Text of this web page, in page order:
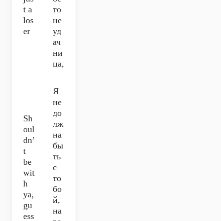
t a
los
er
то
не
уд
ач
ни
ца,
Sh
oul
dn’
t
be
wit
h
ya,
gu
ess
Я
не
до
лж
на
бы
ть
с
то
бо
й,
на